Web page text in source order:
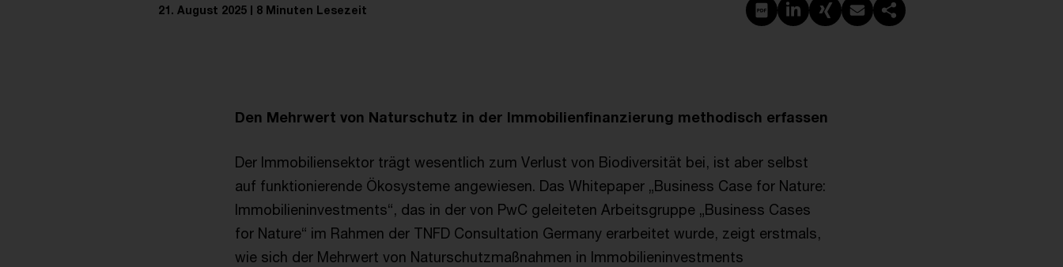
21. August 2025 8 Minuten Lesezeit PDF erstellen
Auf LinkedIn teilen
Auf Xing teilen
Per E-Mail teilen
Link kopieren
Den Mehrwert von Naturschutz in der Immobilienfinanzierung methodisch erfassen
Der Immobiliensektor trägt wesentlich zum Verlust von Biodiversität bei, ist aber selbst
auf funktionierende Ökosysteme angewiesen. Das Whitepaper „Business Case for Nature:
Immobilieninvestments“, das in der von PwC geleiteten Arbeitsgruppe „Business Cases
for Nature“ im Rahmen der TNFD Consultation Germany erarbeitet wurde, zeigt erstmals,
wie sich der Mehrwert von Naturschutzmaßnahmen in Immobilieninvestments